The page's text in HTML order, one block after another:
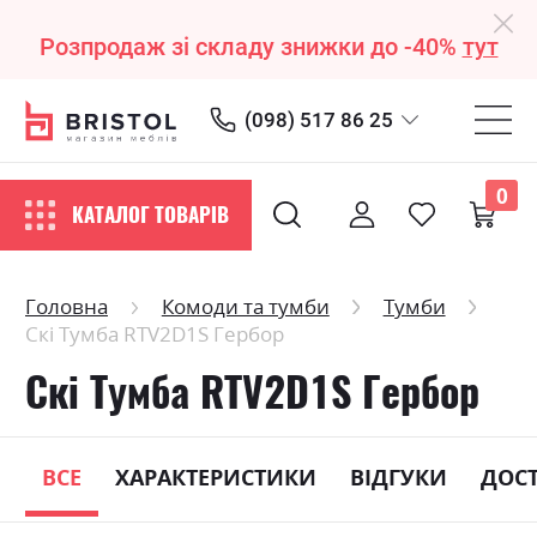
Розпродаж зі складу знижки до -40% тут
(098) 517 86 25
КАТАЛОГ ТОВАРІВ
0
Головна Комоди та тумби
Тумби
Скі Тумба RTV2D1S Гербор
Скі Тумба RTV2D1S Гербор
ВСЕ ХАРАКТЕРИСТИКИ ВІДГУКИ